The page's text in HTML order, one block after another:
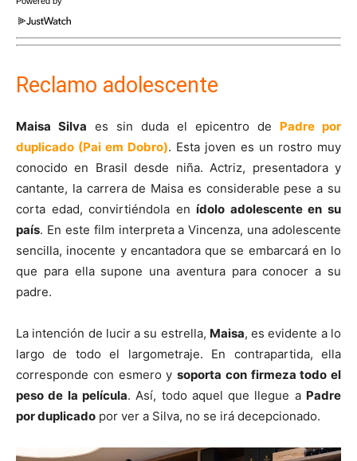
Reclamo adolescente
Maisa Silva es sin duda el epicentro de Padre por
duplicado (Pai em Dobro). Esta joven es un rostro muy
conocido en Brasil desde niña. Actriz, presentadora y
cantante, la carrera de Maisa es considerable pese a su
corta edad, convirtiéndola enídolo adolescente en su
país. En este film interpreta a Vincenza, una adolescente
sencilla, inocente y encantadora que se embarcará en lo
que para ella supone una aventura para conocer a su
padre.
La intención de lucir a su estrella, Maisa, es evidente a lo
largo de todo el largometraje. En contrapartida, ella
corresponde con esmero y soporta con firmeza todo el
peso de la película. Así, todo aquel que llegue a Padre
por duplicado por ver a Silva, no se irá decepcionado.